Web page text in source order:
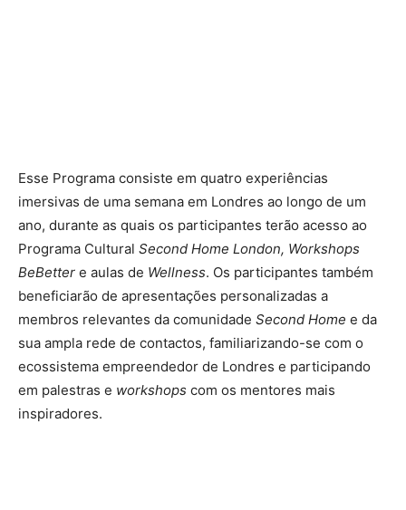
Esse Programa consiste em quatro experiências
imersivas de uma semana em Londres ao longo de um
ano, durante as quais os participantes terão acesso ao
Programa Cultural Second Home London, Workshops
BeBetter e aulas de Wellness. Os participantes também
beneficiarão de apresentações personalizadas a
membros relevantes da comunidade Second Home e da
sua ampla rede de contactos, familiarizando-se com o
ecossistema empreendedor de Londres e participando
em palestras e workshops com os mentores mais
inspiradores.